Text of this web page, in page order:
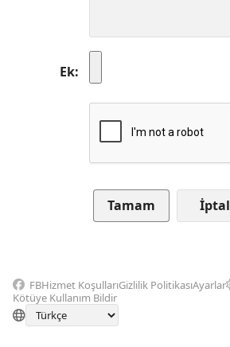
Ek
İptal
FBHizmet KoşullarıGizlilik PolitikasıAyarlar
Kötüye Kullanım Bildir